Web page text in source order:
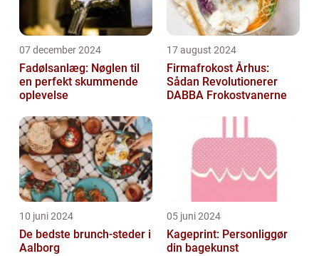
07 december 2024
Fadølsanlæg: Nøglen til
en perfekt skummende
oplevelse
17 august 2024
Firmafrokost Århus:
Sådan Revolutionerer
DABBA Frokostvanerne
10 juni 2024
De bedste brunch-steder i
Aalborg
05 juni 2024
Kageprint: Personliggør
din bagekunst